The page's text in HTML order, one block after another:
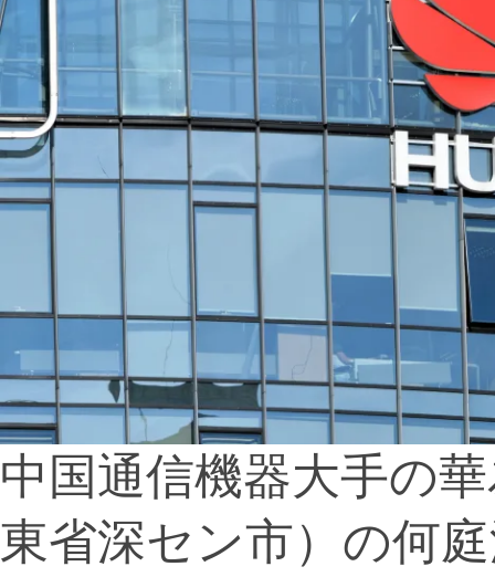
中国通信機器大手の
東省深セン市）の何